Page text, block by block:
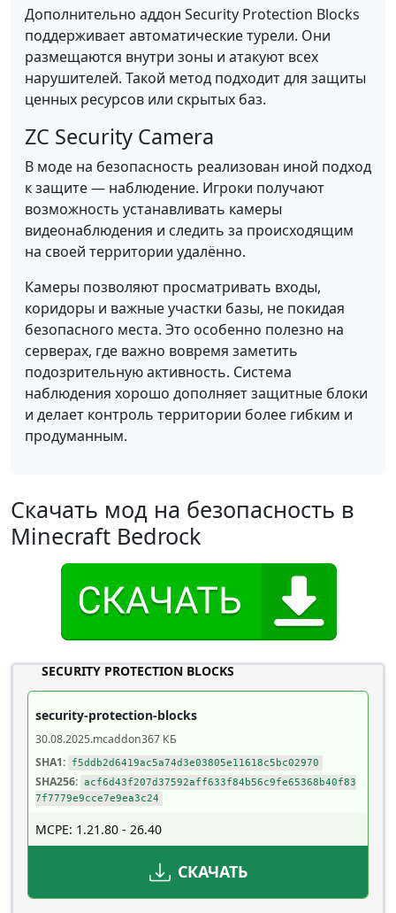
Дополнительно аддон Security Protection Blocks
поддерживает автоматические турели. Они
размещаются внутри зоны и атакуют всех
нарушителей. Такой метод подходит для защиты
ценных ресурсов или скрытых баз.
ZC Security Camera
В моде на безопасность реализован иной подход
к защите — наблюдение. Игроки получают
возможность устанавливать камеры
видеонаблюдения и следить за происходящим
на своей территории удалённо.
Камеры позволяют просматривать входы,
коридоры и важные участки базы, не покидая
безопасного места. Это особенно полезно на
серверах, где важно вовремя заметить
подозрительную активность. Система
наблюдения хорошо дополняет защитные блоки
и делает контроль территории более гибким и
продуманным.
Скачать мод на безопасность в
Minecraft Bedrock
SECURITY PROTECTION BLOCKS
security-protection-blocks
30.08.2025.mcaddon367 КБ
SHA1:
f5ddb2d6419ac5a74d3e03805e11618c5bc02970
SHA256: acf6d43f207d37592aff633f84b56c9fe65368b40f83
7f7779e9cce7e9ea3c24
MCPE: 1.21.80 - 26.40
СКАЧАТЬ